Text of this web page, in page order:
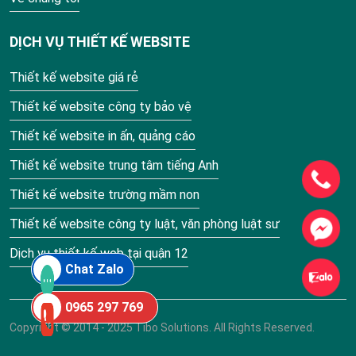
DỊCH VỤ THIẾT KẾ WEBSITE
Thiết kế website giá rẻ
Thiết kế website công ty bảo vệ
Thiết kế website in ấn, quảng cáo
Thiết kế website trung tâm tiếng Anh
Thiết kế website trường mầm non
Thiết kế website công ty luật, văn phòng luật sư
Dịch vụ thiết kế web tại quận 12
Copyright © 2014 - 2025 Tibo Solutions. All Rights Reserved.
Chat Zalo
0965 297 769